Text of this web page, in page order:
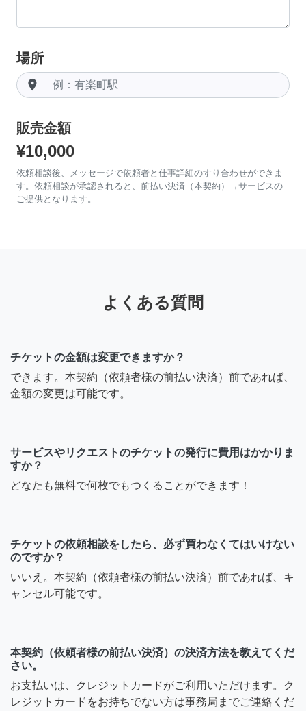
場所
room
販売金額
¥10,000
依頼相談後、メッセージで依頼者と仕事詳細のすり合わせができま
す。依頼相談が承認されると、前払い決済（本契約）→サービスの
ご提供となります。
よくある質問
チケットの金額は変更できますか？
できます。本契約（依頼者様の前払い決済）前であれば、
金額の変更は可能です。
サービスやリクエストのチケットの発行に費用はかかりま
すか？
どなたも無料で何枚でもつくることができます！
チケットの依頼相談をしたら、必ず買わなくてはいけない
のですか？
いいえ。本契約（依頼者様の前払い決済）前であれば、キ
ャンセル可能です。
本契約（依頼者様の前払い決済）の決済方法を教えてくだ
さい。
お支払いは、クレジットカードがご利用いただけます。ク
レジットカードをお持ちでない方は事務局までご連絡くだ